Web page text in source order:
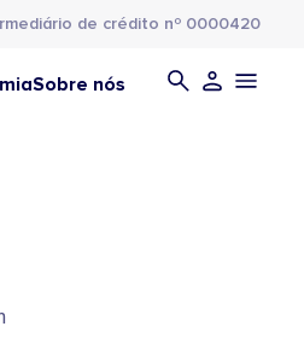
de crédito nº 0000420
Sobre nós